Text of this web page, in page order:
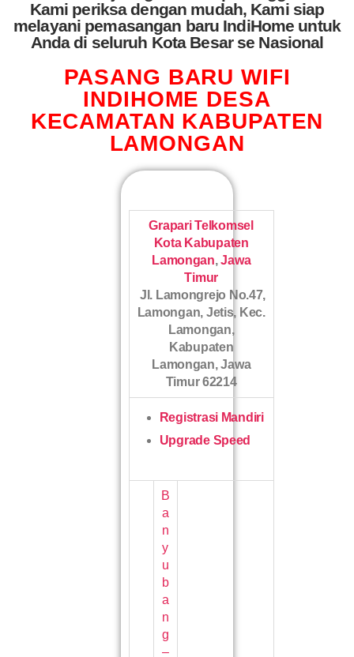
Kami periksa dengan mudah, Kami siap
melayani pemasangan baru IndiHome untuk
Anda di seluruh Kota Besar se Nasional
PASANG BARU WIFI
INDIHOME DESA
KECAMATAN KABUPATEN
LAMONGAN
Grapari Telkomsel
Kota Kabupaten
Lamongan,Jawa
Timur
Jl. Lamongrejo No.47,
Lamongan, Jetis, Kec.
Lamongan,
Kabupaten
Lamongan, Jawa
Timur 62214
Registrasi Mandiri
Upgrade Speed
B
a
n
y
u
b
a
n
g
–